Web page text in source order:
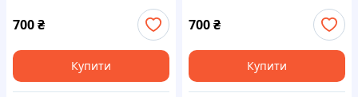
700₴
Купити
700₴
Купити